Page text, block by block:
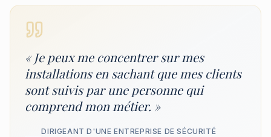
« Je peux me concentrer sur mes
installations en sachant que mes clients
sont suivis par une personne qui
comprend mon métier. »
DIRIGEANT D'UNE ENTREPRISE DE SÉCURITÉ